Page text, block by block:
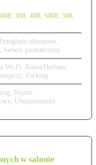
308 408 5008 508
okresowe,
Serwis gwarancyjny
Wi-Fi, Kawa/Herbata,
Parking
Najem
Ubezpieczenia
w salonie